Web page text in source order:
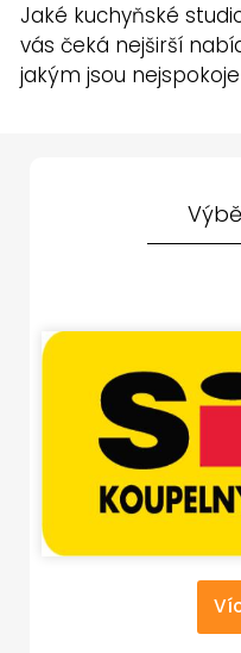
Jaké kuchyňské
vás čeká nejširší
jakým jsou